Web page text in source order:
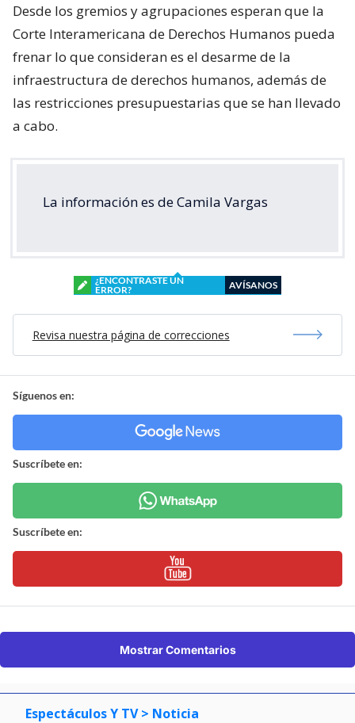
Desde los gremios y agrupaciones esperan que la
Corte Interamericana de Derechos Humanos pueda
frenar lo que consideran es el desarme de la
infraestructura de derechos humanos, además de
las restricciones presupuestarias que se han llevado
a cabo.
La información es de Camila Vargas
¿ENCONTRASTE UN
ERROR?
AVÍSANOS
Revisa nuestra página de correcciones
Síguenos en:
Suscríbete en:
Suscríbete en:
Mostrar Comentarios
Espectáculos Y TV > Noticia